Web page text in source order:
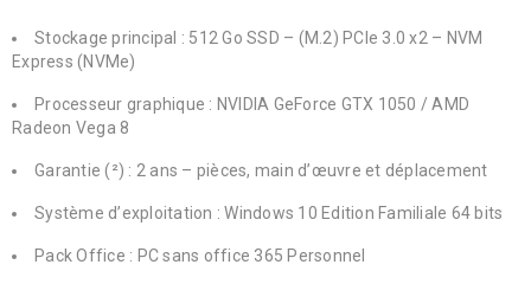
Stockage principal : 512 Go SSD – (M.2) PCIe 3.0 x2 – NVM
Express (NVMe)
Processeur graphique : NVIDIA GeForce GTX 1050 / AMD
Radeon Vega 8
Garantie (²) : 2 ans – pièces, main d’œuvre et déplacement
Système d’exploitation : Windows 10 Edition Familiale 64 bits
Pack Office : PC sans office 365 Personnel